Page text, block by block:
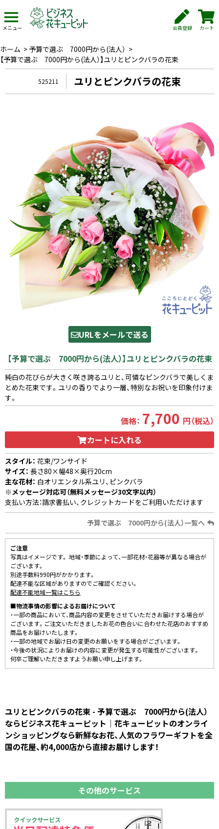
メニュー 会員登録 カート
ホーム > 予算で選ぶ 7000円から(法人） >
【予算で選ぶ 7000円から(法人）】ユリとピンクバラの花束
525211 ユリとピンクバラの花束
URLをメールで送る
【予算で選ぶ 7000円から(法人）】ユリとピンクバラの花束
純白の花びらが大きく咲き誇るユリと、可憐なピンクバラで美しくま
とめた花束です。ユリの香りでより一層、特別なお祝いを印象付けま
す。
価格： 7,700 円（税込）
カートに入れる
スタイル： 花束/ワンサイド
サイズ： 長さ80×幅48×奥行20cm
主な花材： 白オリエンタル系ユリ、ピンクバラ
※メッセージ対応可（無料メッセージ30文字以内）
支払い方法：請求書払い、クレジットカードをご利用いただけます
予算で選ぶ 7000円から(法人）一覧へ
ご注意
写真はイメージです。 地域・季節によって、一部花材・花器等が異なる場合が
ございます。
別途手数料990円がかかります。
配達不能な区域がありますのでご確認ください。
配達不能地域一覧はこちら
■物流事情の影響によるお届けについて
・一部の商品において、商品内容の変更をさせていただきお届けする場合が
ございます。ご注文いただきましたお花の色合いに合わせた花店のおすすめ
商品をお届けいたします。
・一部の地域でお届け日の変更のお願いをする場合がございます。
・今後の状況によりお届けの内容に変更が発生する可能性がございます。
何卒ご理解いただきますようお願い申し上げます。
ユリとピンクバラの花束 - 予算で選ぶ 7000円から(法人）
ならビジネス花キューピット｜花キューピットのオンライ
ンショッピングなら新鮮なお花、人気のフラワーギフトを全
国の花屋、約4,000店から直接お届けします！
その他のサービス